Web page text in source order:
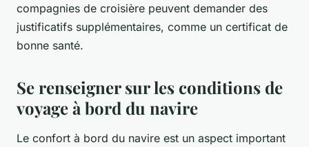
compagnies de croisière peuvent demander des
justificatifs supplémentaires, comme un certificat de
bonne santé.
Se renseigner sur les conditions de
voyage à bord du navire
Le confort à bord du navire est un aspect important